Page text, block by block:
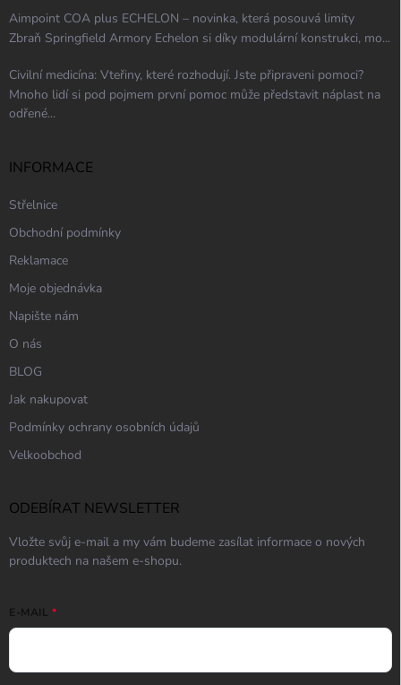
Aimpoint COA plus ECHELON – novinka, která posouvá limity
Zbraň Springfield Armory Echelon si díky modulární konstrukci, mo...
Civilní medicína: Vteřiny, které rozhodují. Jste připraveni pomoci?
Mnoho lidí si pod pojmem první pomoc může představit náplast na
odřené...
INFORMACE
Střelnice
Obchodní podmínky
Reklamace
Moje objednávka
Napište nám
O nás
BLOG
Jak nakupovat
Podmínky ochrany osobních údajů
Velkoobchod
ODEBÍRAT NEWSLETTER
Vložte svůj e-mail a my vám budeme zasílat informace o nových
produktech na našem e-shopu.
E-MAIL